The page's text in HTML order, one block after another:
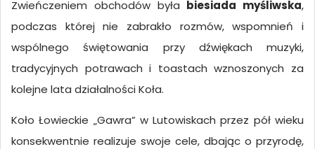
Zwieńczeniem obchodów była biesiada myśliwska,
podczas której nie zabrakło rozmów, wspomnień i
wspólnego świętowania przy dźwiękach muzyki,
tradycyjnych potrawach i toastach wznoszonych za
kolejne lata działalności Koła.
Koło Łowieckie „Gawra” w Lutowiskach przez pół wieku
konsekwentnie realizuje swoje cele, dbając o przyrodę,